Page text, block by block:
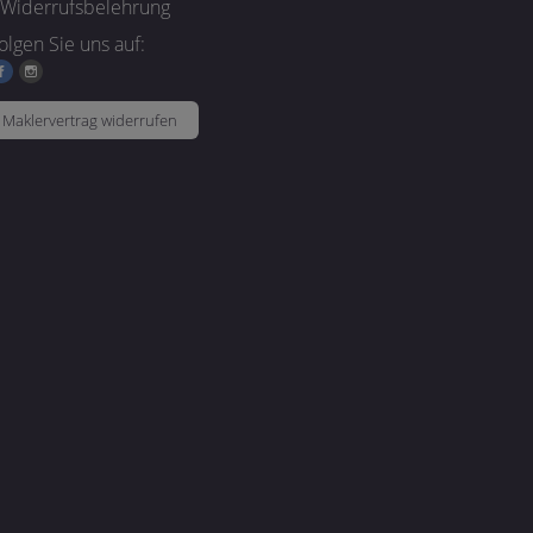
Widerrufsbelehrung
Sie uns auf:
Maklervertrag widerrufen